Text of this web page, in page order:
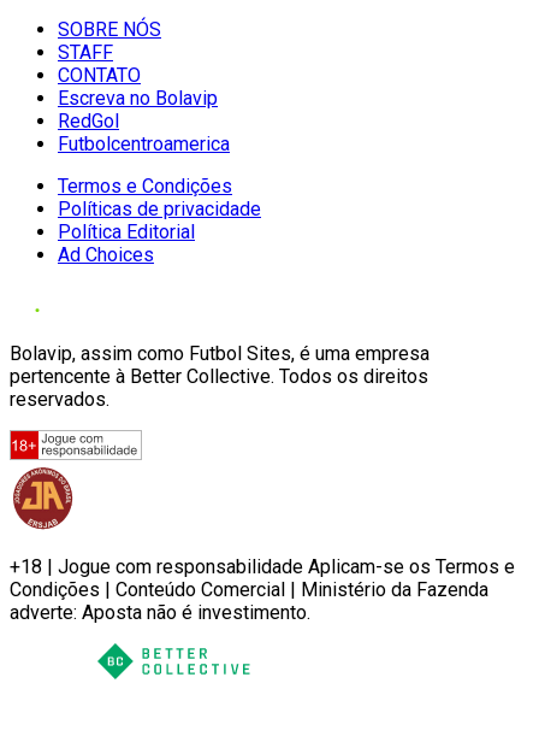
SOBRE NÓS
STAFF
CONTATO
Escreva no Bolavip
RedGol
Futbolcentroamerica
Termos e Condições
Políticas de privacidade
Política Editorial
Ad Choices
Bolavip, assim como Futbol Sites, é uma empresa
pertencente à Better Collective. Todos os direitos
reservados.
+18 | Jogue com responsabilidade Aplicam-se os Termos e
Condições | Conteúdo Comercial | Ministério da Fazenda
adverte: Aposta não é investimento.